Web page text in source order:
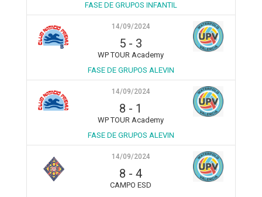
FASE DE GRUPOS INFANTIL
14/09/2024
5 - 3
WP TOUR Academy
FASE DE GRUPOS ALEVIN
14/09/2024
8 - 1
WP TOUR Academy
FASE DE GRUPOS ALEVIN
14/09/2024
8 -4
CAMPO ESD